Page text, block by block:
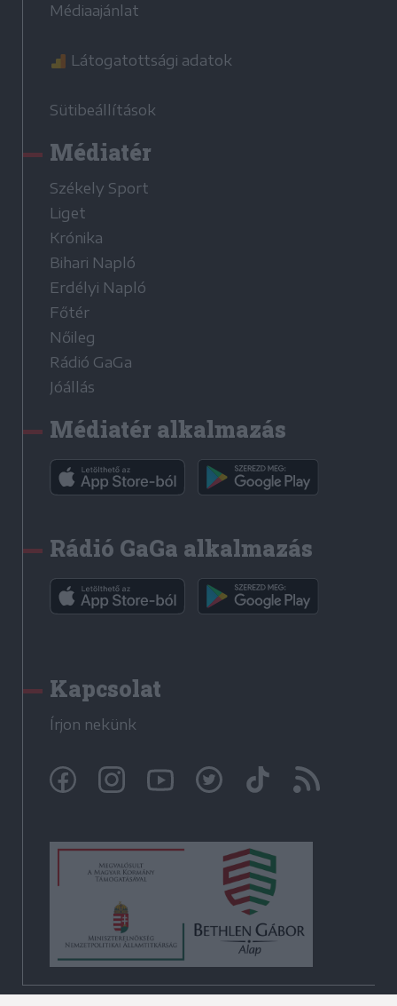
Médiaajánlat
Látogatottsági adatok
Sütibeállítások
Médiatér
Székely Sport
Liget
Krónika
Bihari Napló
Erdélyi Napló
Főtér
Nőileg
Rádió GaGa
Jóállás
Médiatér alkalmazás
Rádió GaGa alkalmazás
Kapcsolat
Írjon nekünk